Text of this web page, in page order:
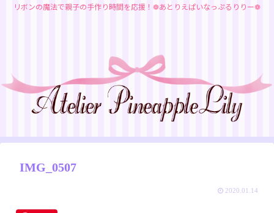
リボンの魔法で親子の手作り時間を応援！❁あとりえぱいなっぷるりりー❁
IMG_0507
2020.01.14